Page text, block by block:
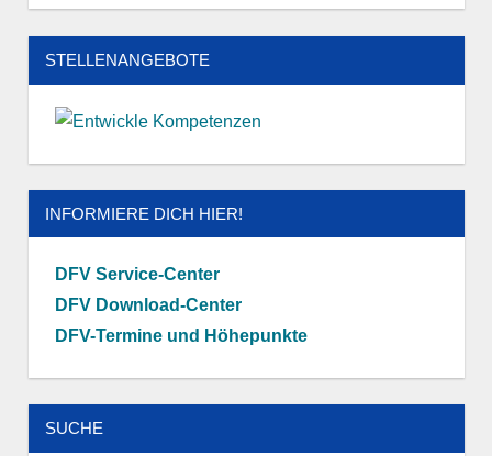
STELLENANGEBOTE
INFORMIERE DICH HIER!
DFV Service-Center
DFV Download-Center
DFV-Termine und Höhepunkte
SUCHE